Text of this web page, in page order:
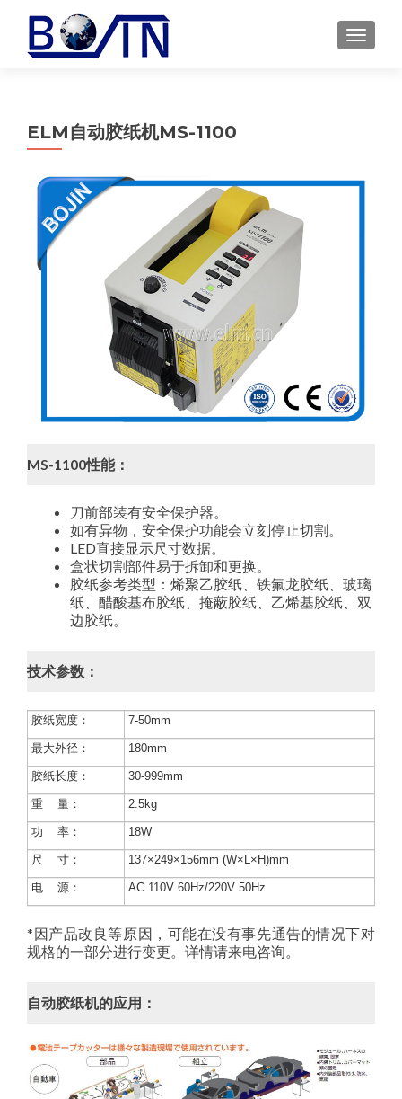
MENU
ELM自动胶纸机MS-1100
MS-1100性能：
刀前部装有安全保护器。
如有异物，安全保护功能会立刻停止切割。
LED直接显示尺寸数据。
盒状切割部件易于拆卸和更换。
胶纸参考类型：烯聚乙胶纸、铁氟龙胶纸、玻璃
纸、醋酸基布胶纸、掩蔽胶纸、乙烯基胶纸、双
边胶纸。
技术参数：
胶纸宽度： 7-50mm
最大外径： 180mm
胶纸长度： 30-999mm
重 量： 2.5kg
功 率： 18W
尺 寸： 137×249×156mm (W×L×H)mm
电 源： AC 110V 60Hz/220V 50Hz
*因产品改良等原因，可能在没有事先通告的情况下对
规格的一部分进行变更。详情请来电咨询。
自动胶纸机的应用：